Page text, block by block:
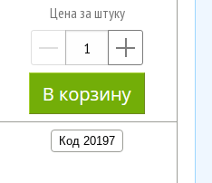
Цена за штуку
—
Код 20197